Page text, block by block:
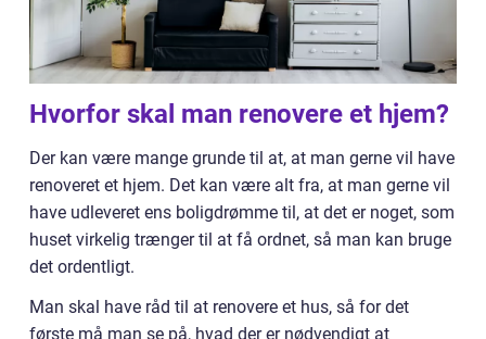
Hvorfor skal man renovere et hjem?
Der kan være mange grunde til at, at man gerne vil have
renoveret et hjem. Det kan være alt fra, at man gerne vil
have udleveret ens boligdrømme til, at det er noget, som
huset virkelig trænger til at få ordnet, så man kan bruge
det ordentligt.
Man skal have råd til at renovere et hus, så for det
første må man se på, hvad der er nødvendigt at